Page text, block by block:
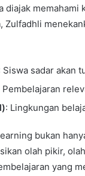
diajak memahami
Zulfadhli
Siswa sadar akan
Pembelajaran
: Lingkungan
bukan
olah pikir,
yang